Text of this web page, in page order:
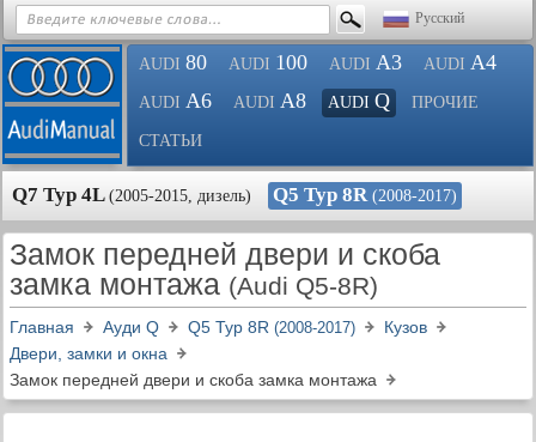
Русский
AUDI 80 AUDI 100 AUDI A3 AUDI A4
AUDI A6 AUDI A8 AUDI Q ПРОЧИЕ
СТАТЬИ
Q7 Typ 4L (2005-2015, дизель) Q5 Typ 8R (2008-2017)
Замок передней двери и скоба
замка монтажа (Audi Q5-8R)
Главная Ауди Q Q5 Typ 8R (2008-2017)
Кузов
Двери, замки и окна
Замок передней двери и скоба замка монтажа